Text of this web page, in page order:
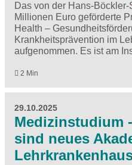
Das von der Hans-Böckler-
Millionen Euro geförderte
Health –
Krankheitsprävention im
aufgenommen. Es ist am
2 Min
29.10.2025
Medizinstudium
sind neues